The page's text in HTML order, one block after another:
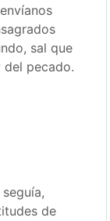
sal que
pecado.
de